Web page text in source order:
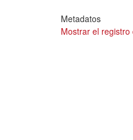
Metadatos
Mostrar el